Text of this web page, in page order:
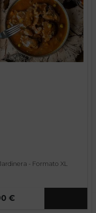
- Formato XL
€